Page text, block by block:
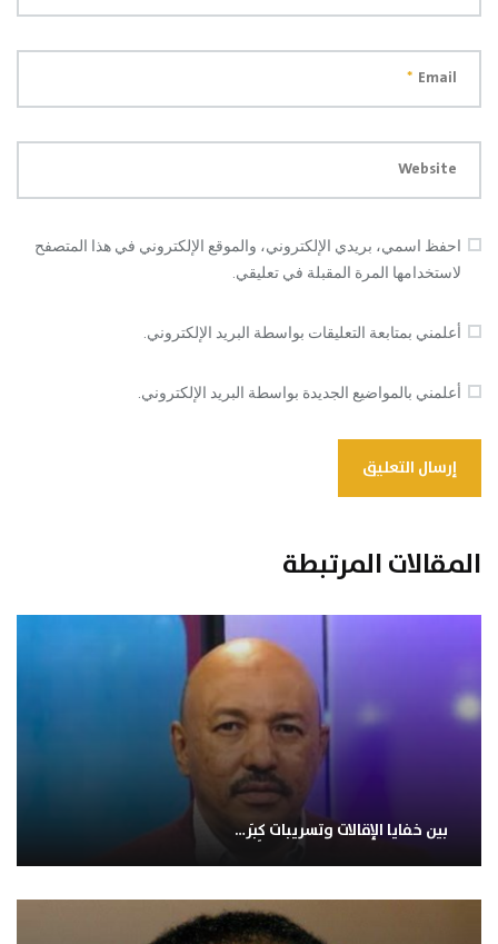
Email
*
Website
احفظ اسمي، بريدي الإلكتروني، والموقع الإلكتروني في هذا المتصفح
لاستخدامها المرة المقبلة في تعليقي.
أعلمني بمتابعة التعليقات بواسطة البريد الإلكتروني.
أعلمني بالمواضيع الجديدة بواسطة البريد الإلكتروني.
المقالات المرتبطة
بين خفايا الإقالات وتسريبات كِبَر…